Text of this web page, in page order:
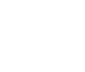
умови